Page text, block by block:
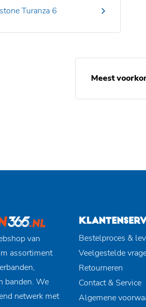
Turanza 6
Meest
van
assortiment
banden. We
netwerk met
Bestelproces &
Veelgestelde
Retourneren
Contact & Service
Algemene